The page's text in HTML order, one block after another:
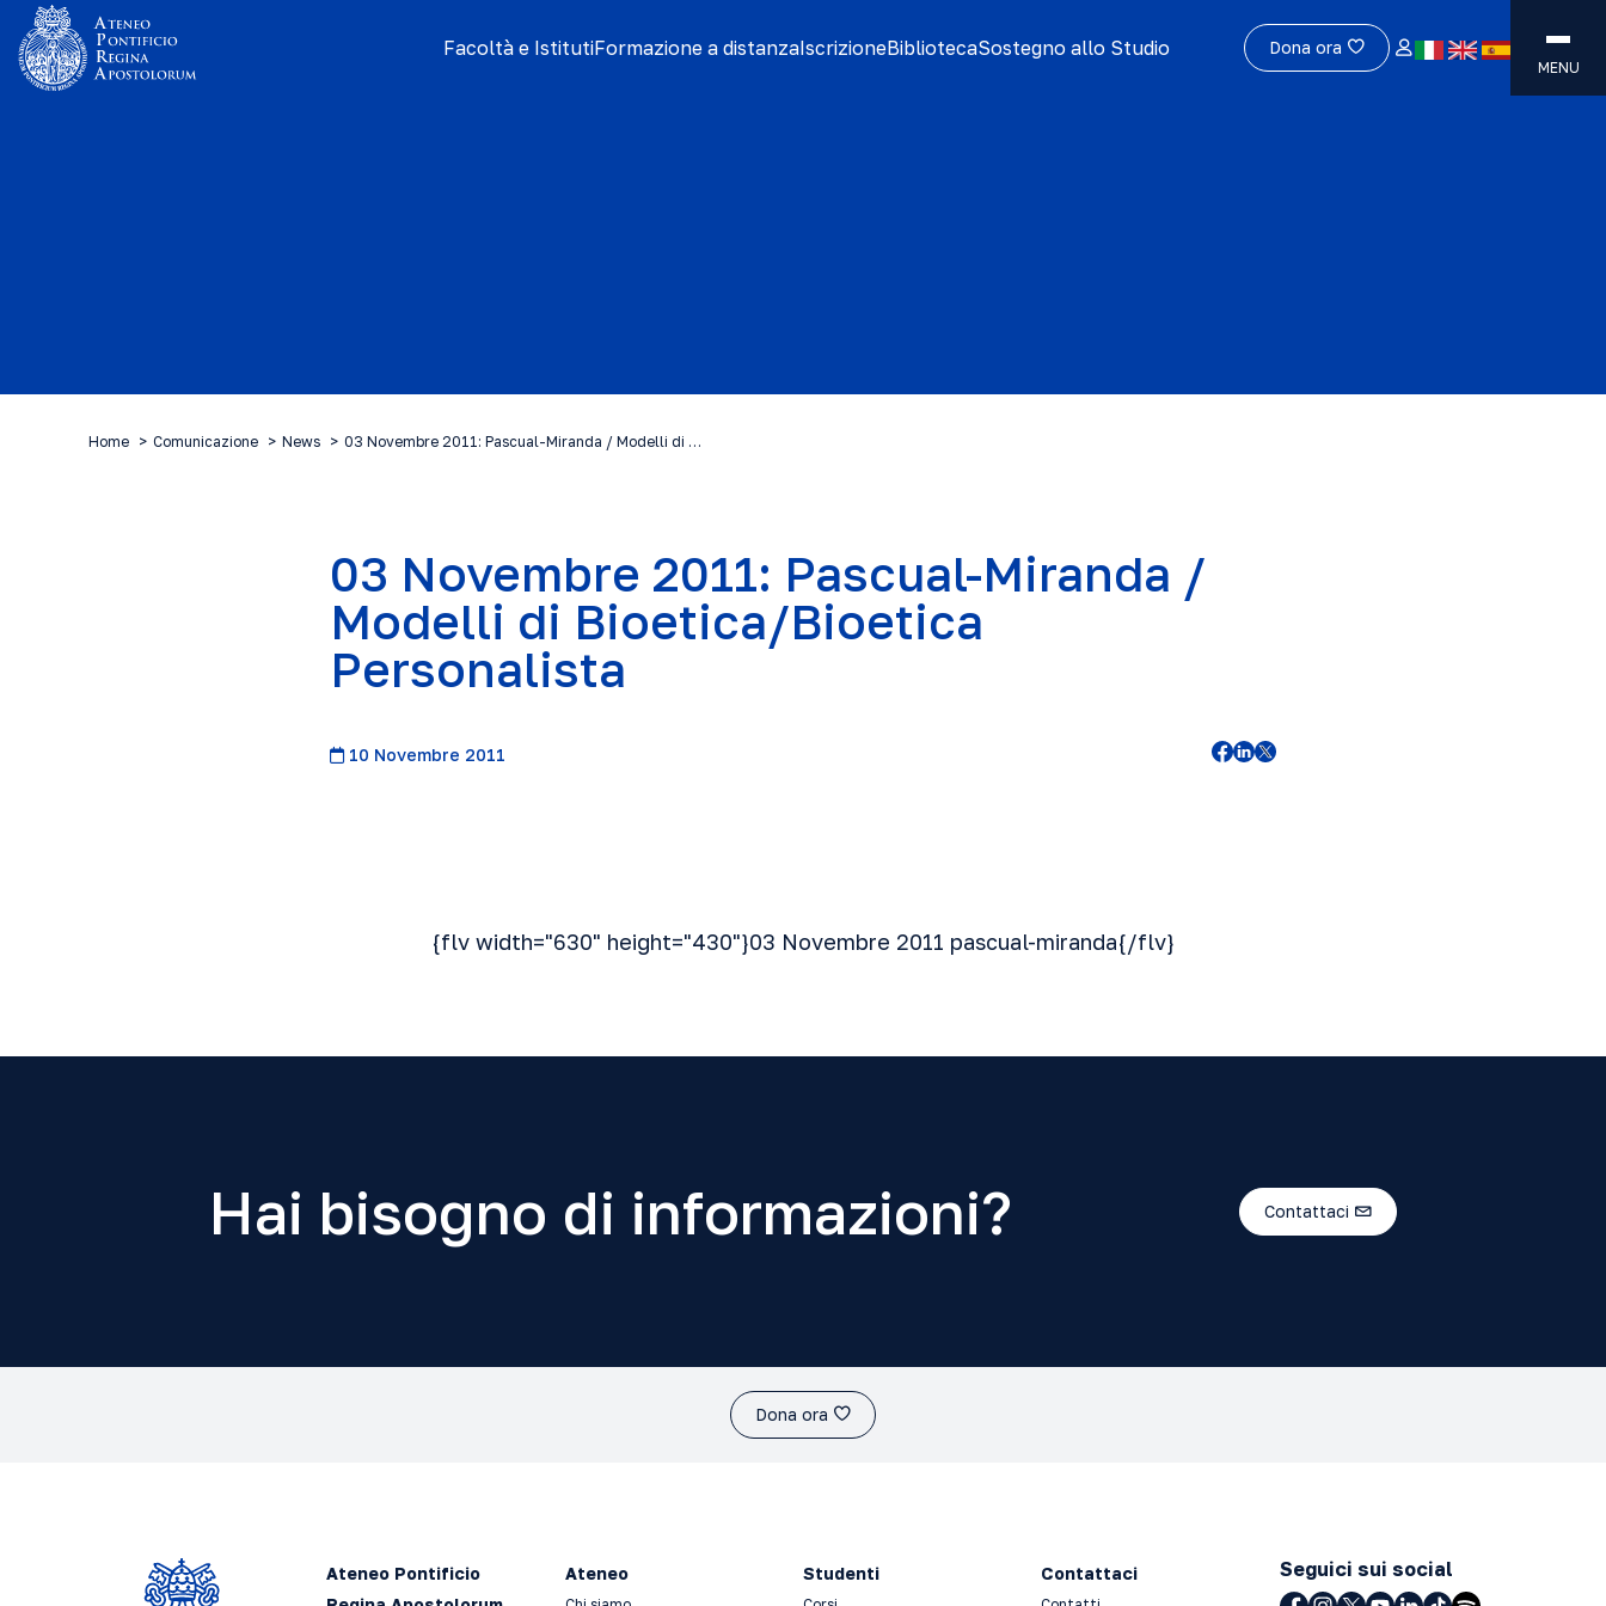
Facoltà e IstitutiFormazione a distanzaIscrizioneBibliotecaSostegno allo Studio Dona ora
MENU
Home Comunicazione News 03 Novembre 2011: Pascual-Miranda / Modelli di …
03 Novembre 2011: Pascual-Miranda /
Modelli di Bioetica/Bioetica
Personalista
10 Novembre 2011
{flv width="630" height="430"}03 Novembre 2011 pascual-miranda{/flv}
Hai bisogno di informazioni? Contattaci
Dona ora
Ateneo Pontificio
Ateneo Studenti Contattaci Seguici sui social